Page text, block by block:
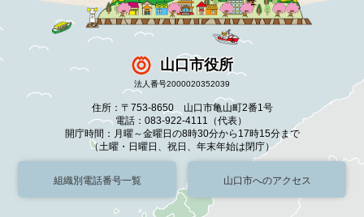
山口市役所
法人番号2000020352039
住所：〒753-8650 山口市亀山町2番1号
電話：083-922-4111（代表）
開庁時間：月曜～金曜日の8時30分から17時15分まで
（土曜・日曜日、祝日、年末年始は閉庁）
組織別電話番号一覧 山口市へのアクセス